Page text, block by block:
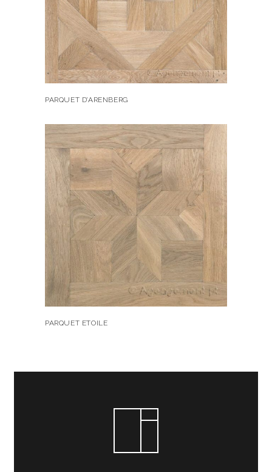
PARQUET D’ARENBERG
PARQUET ETOILE